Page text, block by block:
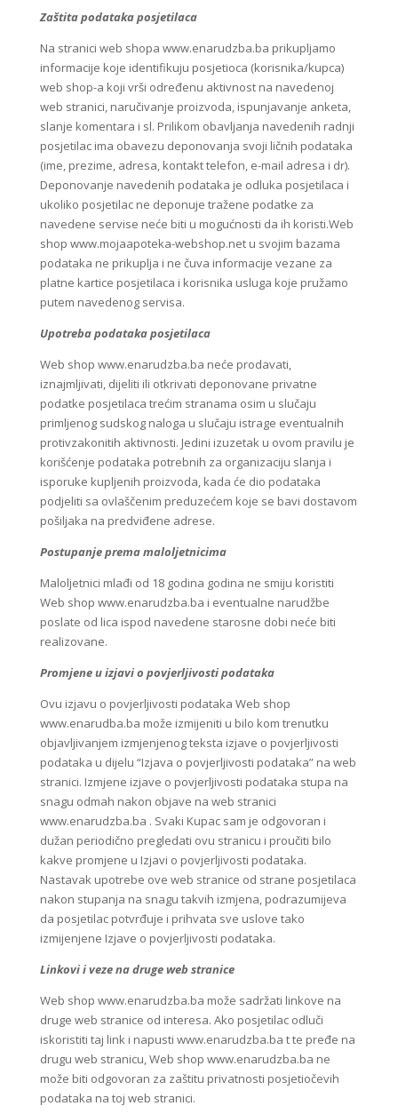
Zaštita podataka posjetilaca
Na stranici web shopa www.enarudzba.ba prikupljamo
informacije koje identifikuju posjetioca (korisnika/kupca)
web shop-a koji vrši određenu aktivnost na navedenoj
web stranici, naručivanje proizvoda, ispunjavanje anketa,
slanje komentara i sl. Prilikom obavljanja navedenih radnji
posjetilac ima obavezu deponovanja svoji ličnih podataka
(ime, prezime, adresa, kontakt telefon, e-mail adresa i dr).
Deponovanje navedenih podataka je odluka posjetilaca i
ukoliko posjetilac ne deponuje tražene podatke za
navedene servise neće biti u mogućnosti da ih koristi.Web
shop www.mojaapoteka-webshop.net u svojim bazama
podataka ne prikuplja i ne čuva informacije vezane za
platne kartice posjetilaca i korisnika usluga koje pružamo
putem navedenog servisa.
Upotreba podataka posjetilaca
Web shop www.enarudzba.ba neće prodavati,
iznajmljivati, dijeliti ili otkrivati deponovane privatne
podatke posjetilaca trećim stranama osim u slučaju
primljenog sudskog naloga u slučaju istrage eventualnih
protivzakonitih aktivnosti. Jedini izuzetak u ovom pravilu je
korišćenje podataka potrebnih za organizaciju slanja i
isporuke kupljenih proizvoda, kada će dio podataka
podjeliti sa ovlaščenim preduzećem koje se bavi dostavom
pošiljaka na predviđene adrese.
Postupanje prema maloljetnicima
Maloljetnici mlađi od 18 godina godina ne smiju koristiti
Web shop www.enarudzba.ba i eventualne narudžbe
poslate od lica ispod navedene starosne dobi neće biti
realizovane.
Promjene u izjavi o povjerljivosti podataka
Ovu izjavu o povjerljivosti podataka Web shop
www.enarudba.ba može izmijeniti u bilo kom trenutku
objavljivanjem izmjenjenog teksta izjave o povjerljivosti
podataka u dijelu “Izjava o povjerljivosti podataka” na web
stranici. Izmjene izjave o povjerljivosti podataka stupa na
snagu odmah nakon objave na web stranici
www.enarudzba.ba . Svaki Kupac sam je odgovoran i
dužan periodično pregledati ovu stranicu i proučiti bilo
kakve promjene u Izjavi o povjerljivosti podataka.
Nastavak upotrebe ove web stranice od strane posjetilaca
nakon stupanja na snagu takvih izmjena, podrazumijeva
da posjetilac potvrđuje i prihvata sve uslove tako
izmijenjene Izjave o povjerljivosti podataka.
Linkovi i veze na druge web stranice
Web shop www.enarudzba.ba može sadržati linkove na
druge web stranice od interesa. Ako posjetilac odluči
iskoristiti taj link i napusti www.enarudzba.ba t te pređe na
drugu web stranicu, Web shop www.enarudzba.ba ne
može biti odgovoran za zaštitu privatnosti posjetiočevih
podataka na toj web stranici.